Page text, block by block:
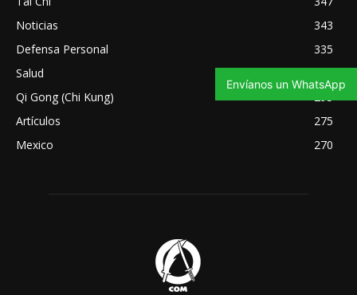
Noticias
343
Defensa Personal
335
Salud
Qi Gong (Chi Kung)
295
Artículos
275
Mexico
270
Envíanos un WhatsApp